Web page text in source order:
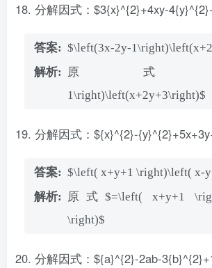
分解因式：$3{x}^{2}+4xy-
$\left(3x-2y-
原式
1\right)\left(x+2y+3\right)$
分解因式：${x}^{2}-
$\left( x+y+1 \right)\left( x-
原式$=\left( x+y+1
\right)$
分解因式：${a}^{2}-2ab-